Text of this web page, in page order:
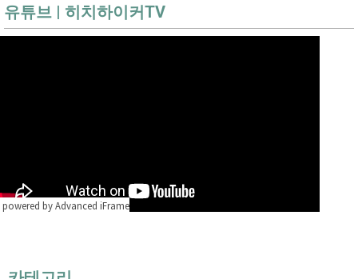
유튜브 | 히치하이커TV
powered by Advanced iFrame